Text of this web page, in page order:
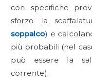
con specifiche
sforzo la
soppalco) e
più probabili (nel
può essere la
corrente).